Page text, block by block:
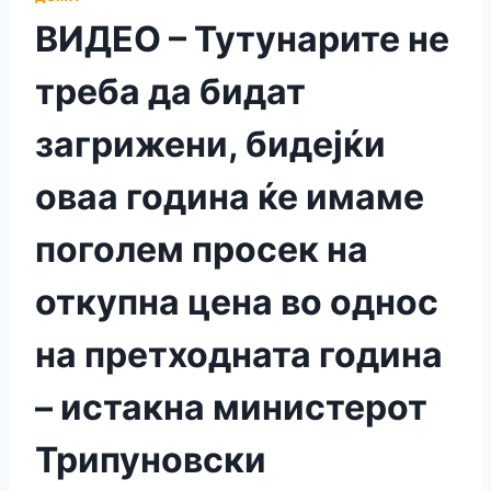
ВИДЕО – Тутунарите не
треба да бидат
загрижени, бидејќи
оваа година ќе имаме
поголем просек на
откупна цена во однос
на претходната година
– истакна министерот
Трипуновски